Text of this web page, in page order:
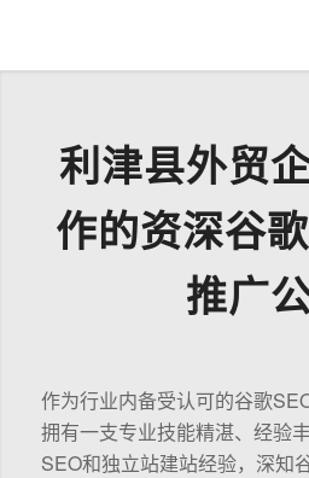
利津县外贸
作的资深谷
推广
作为行业内备受认可的谷歌
拥有一支专业技能精湛、经验
SEO和独立站建站经验，深知